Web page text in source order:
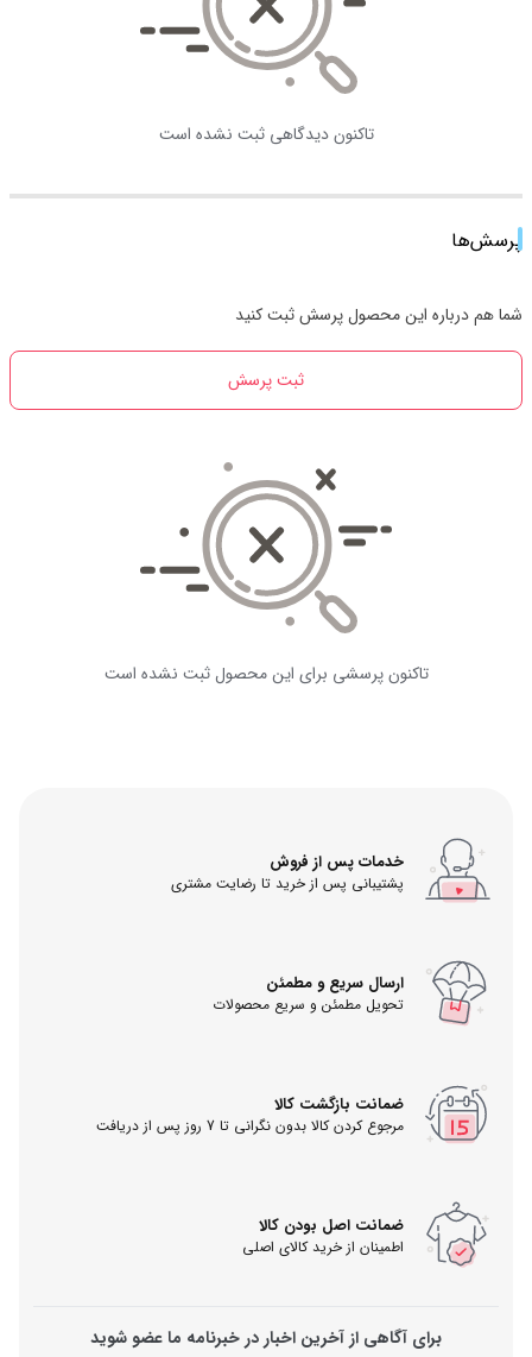
تاکنون دیدگاهی ثبت نشده است
پرسش‌ها
شما هم درباره این محصول پرسش ثبت کنید
ثبت پرسش
تاکنون پرسشی برای این محصول ثبت نشده است
خدمات پس از فروش
پشتیبانی پس از خرید تا رضایت مشتری
ارسال سریع و مطمئن
تحویل مطمئن و سریع محصولات
ضمانت بازگشت کالا
مرجوع کردن کالا بدون نگرانی تا 7 روز پس از دریافت
ضمانت اصل بودن کالا
اطمینان از خرید کالای اصلی
برای آگاهی از آخرین اخبار در خبرنامه ما عضو شوید